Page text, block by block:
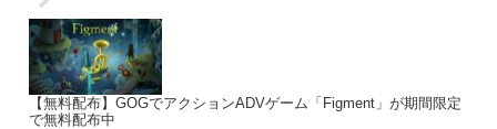
【無料配布】GOGでアクションADVゲーム「Figment」が期間限定
で無料配布中